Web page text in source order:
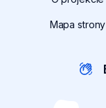
Mapa strony